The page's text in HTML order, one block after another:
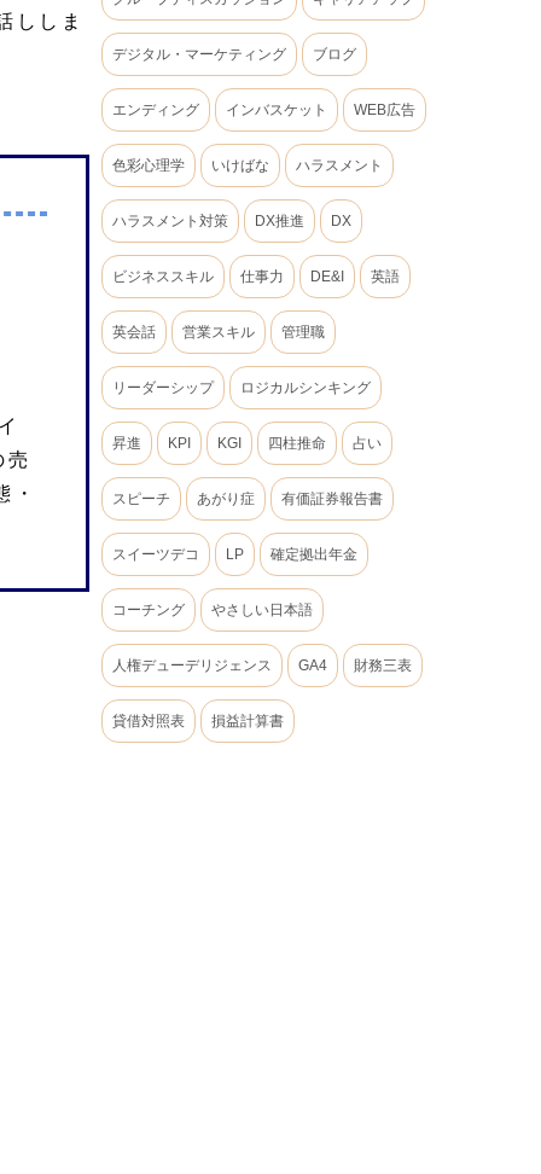
ししま
売
・
デジタル・マーケティング ブログ
エンディング インバスケット WEB広告
色彩心理学 いけばな ハラスメント
ハラスメント対策 DX推進 DX
ビジネススキル 仕事力 DE&I 英語
英会話 営業スキル 管理職
リーダーシップ ロジカルシンキング
昇進 KPI KGI 四柱推命 占い
スピーチ あがり症 有価証券報告書
スイーツデコ LP 確定拠出年金
コーチング やさしい日本語
人権デューデリジェンス GA4 財務三表
貸借対照表 損益計算書